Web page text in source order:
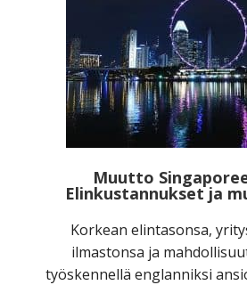
Muutto
Elinkustannukset ja
Korkean elintasonsa,
ilmastonsa ja
työskennellä englanniksi